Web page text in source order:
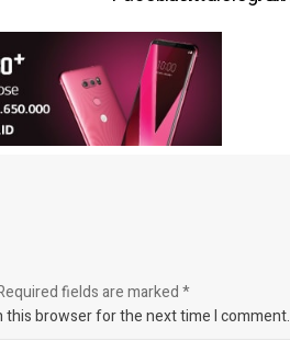
fields are marked*
this browser for the next time I comment.